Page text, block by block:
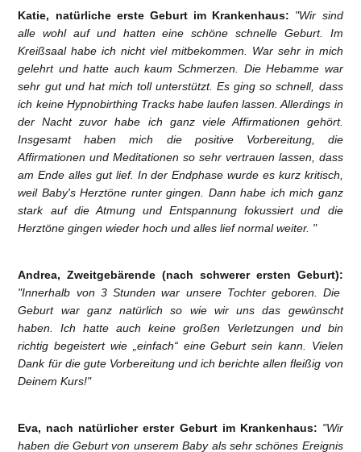
Katie, natürliche erste Geburt im Krankenhaus: "Wir sind
alle wohl auf und hatten eine schöne schnelle Geburt. Im
Kreißsaal habe ich nicht viel mitbekommen. War sehr in mich
gelehrt und hatte auch kaum Schmerzen. Die Hebamme war
sehr gut und hat mich toll unterstützt. Es ging so schnell, dass
ich keine Hypnobirthing Tracks habe laufen lassen. Allerdings in
der Nacht zuvor habe ich ganz viele Affirmationen gehört.
Insgesamt haben mich die positive Vorbereitung, die
Affirmationen und Meditationen so sehr vertrauen lassen, dass
am Ende alles gut lief. In der Endphase wurde es kurz kritisch,
weil Baby's Herztöne runter gingen. Dann habe ich mich ganz
stark auf die Atmung und Entspannung fokussiert und die
Herztöne gingen wieder hoch und alles lief normal weiter. "
Andrea, Zweitgebärende (nach schwerer ersten Geburt):
"Innerhalb von 3 Stunden war unsere Tochter geboren. Die
Geburt war ganz natürlich so wie wir uns das gewünscht
haben. Ich hatte auch keine großen Verletzungen und bin
richtig begeistert wie „einfach“ eine Geburt sein kann. Vielen
Dank für die gute Vorbereitung und ich berichte allen fleißig von
Deinem Kurs!"
Eva, nach natürlicher erster Geburt im Krankenhaus: "Wir
haben die Geburt von unserem Baby als sehr schönes Ereignis